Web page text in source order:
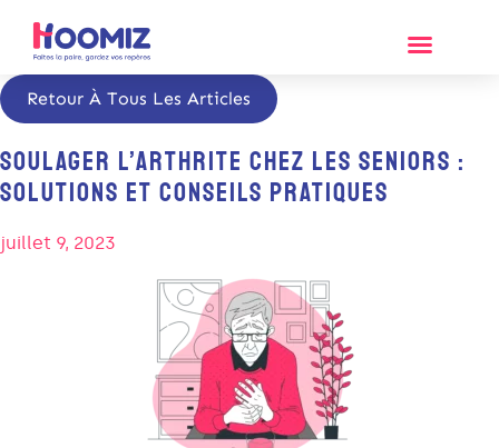
Retour À Tous Les Articles
SOULAGER L’ARTHRITE CHEZ LES SENIORS :
SOLUTIONS ET CONSEILS PRATIQUES
juillet 9, 2023